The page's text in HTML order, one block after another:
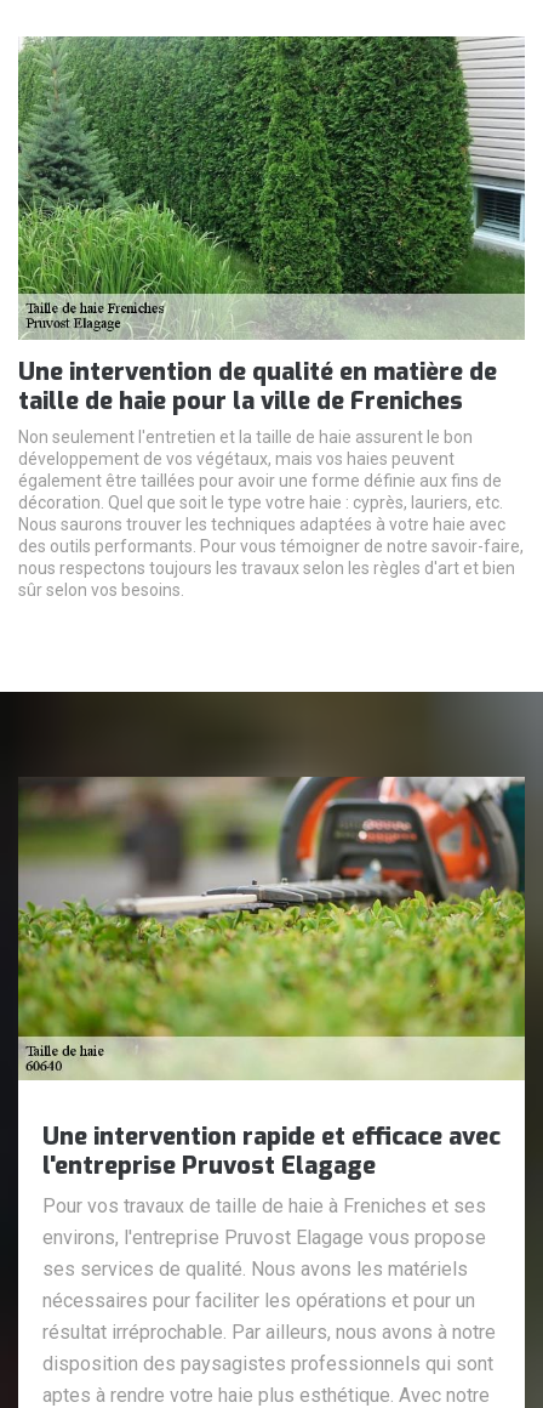
Une intervention de qualité en matière de
taille de haie pour la ville de Freniches
Non seulement l'entretien et la taille de haie assurent le bon
développement de vos végétaux, mais vos haies peuvent
également être taillées pour avoir une forme définie aux fins de
décoration. Quel que soit le type votre haie : cyprès, lauriers, etc.
Nous saurons trouver les techniques adaptées à votre haie avec
des outils performants. Pour vous témoigner de notre savoir-faire,
nous respectons toujours les travaux selon les règles d'art et bien
sûr selon vos besoins.
Une intervention rapide et efficace avec
l'entreprise Pruvost Elagage
Pour vos travaux de taille de haie à Freniches et ses
environs, l'entreprise Pruvost Elagage vous propose
ses services de qualité. Nous avons les matériels
nécessaires pour faciliter les opérations et pour un
résultat irréprochable. Par ailleurs, nous avons à notre
disposition des paysagistes professionnels qui sont
aptes à rendre votre haie plus esthétique. Avec notre